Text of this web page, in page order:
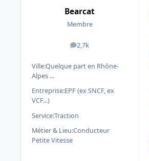
Bearcat
Membre
2,7k
messages
Ville:Quelque part en Rhône-
Alpes ...
Entreprise:EPF (ex SNCF, ex
VCF...)
Service:Traction
Métier & Lieu:Conducteur
Petite Vitesse